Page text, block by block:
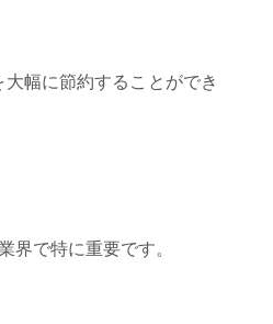
幅に節約することができ
で特に重要です。